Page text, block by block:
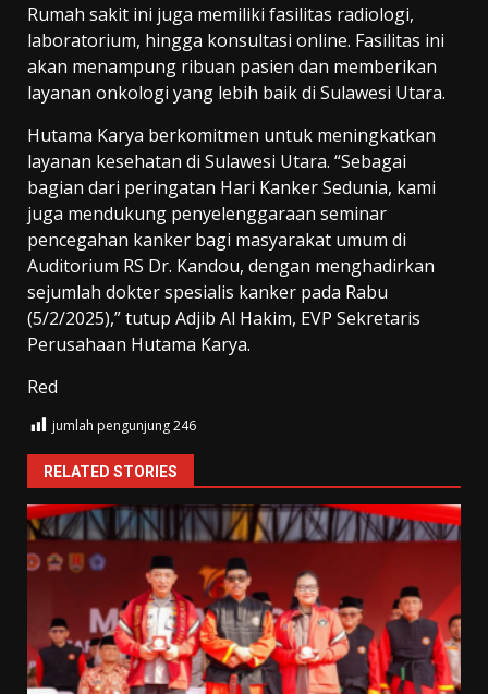
Rumah sakit ini juga memiliki fasilitas radiologi,
laboratorium, hingga konsultasi online. Fasilitas ini
akan menampung ribuan pasien dan memberikan
layanan onkologi yang lebih baik di Sulawesi Utara.
Hutama Karya berkomitmen untuk meningkatkan
layanan kesehatan di Sulawesi Utara. “Sebagai
bagian dari peringatan Hari Kanker Sedunia, kami
juga mendukung penyelenggaraan seminar
pencegahan kanker bagi masyarakat umum di
Auditorium RS Dr. Kandou, dengan menghadirkan
sejumlah dokter spesialis kanker pada Rabu
(5/2/2025),” tutup Adjib Al Hakim, EVP Sekretaris
Perusahaan Hutama Karya.
Red
jumlah pengunjung246
RELATED STORIES